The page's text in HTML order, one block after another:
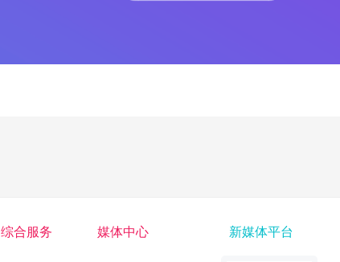
综合服务 媒体中心 新媒体平台